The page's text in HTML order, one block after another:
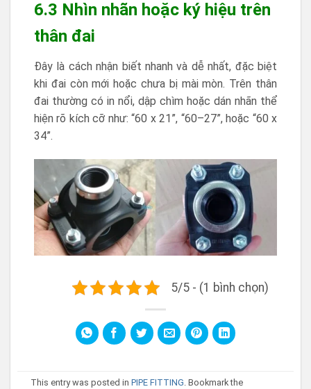
6.3 Nhìn nhãn hoặc ký hiệu trên
thân đai
Đây là cách nhận biết nhanh và dễ nhất, đặc biệt
khi đai còn mới hoặc chưa bị mài mòn. Trên thân
đai thường có in nổi, dập chìm hoặc dán nhãn thể
hiện rõ kích cỡ như: “60 x 21”, “60–27”, hoặc “60 x
34”.
5/5 - (1 bình chọn)
This entry was posted inPIPE FITTING. Bookmark the